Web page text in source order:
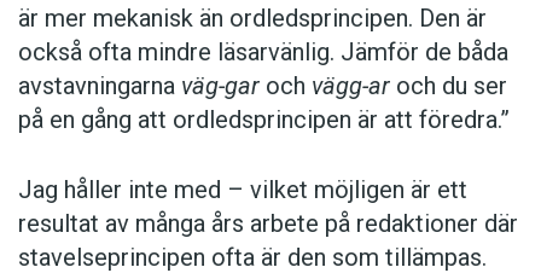
är mer mekanisk än ordledsprincipen. Den är
också ofta mindre läsarvänlig. Jämför de båda
avstavningarna väg-gar och vägg-ar och du ser
på en gång att ordledsprincipen är att föredra.”
Jag håller inte med – vilket möjligen är ett
resultat av många års arbete på redaktioner där
stavelseprincipen ofta är den som tillämpas.